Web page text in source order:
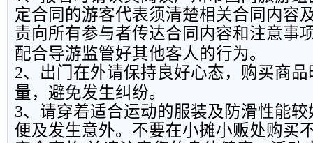
定合同的游客代表须清楚相关合同内容
责向所有参与者传达合同内容和注意事
配合导游监管好其他客人的行为。
2、出门在外请保持良好心态，购买商
量，避免发生纠纷。
3、请穿着适合运动的服装及防滑性能
便及发生意外。不要在小摊小贩处购买